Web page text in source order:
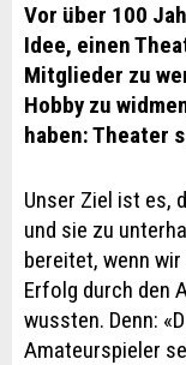
Vor über 100
Idee, einen
Mitglieder zu
Hobby zu
haben: Theater
Unser Ziel ist es,
und sie zu
bereitet, wenn
Erfolg durch den
wussten. Denn:
Amateurspieler